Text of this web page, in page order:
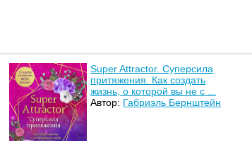
Super Attractor. Суперсила
притяжения. Как создать
жизнь, о которой вы не с ...
Автор: Габриэль Бернштейн